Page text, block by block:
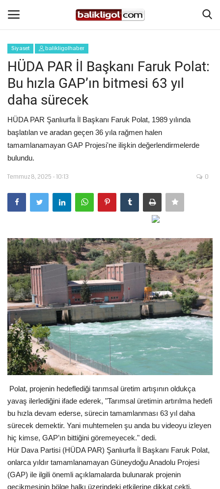
Giriş Yap
Anasayfa
Şanlıurfa
Eğitim
Spor
Gündem
Tekno Bilim
Ekonomi
Galeriler
Siyaset
Künye
Yaşam
İletişim
Sağlık
Kültür Sanat
Siyaset balikligolhaber
HÜDA PAR İl Başkanı Faruk Polat:
Bu hızla GAP’ın bitmesi 63 yıl
daha sürecek
HÜDA PAR Şanlıurfa İl Başkanı Faruk Polat, 1989 yılında
başlatılan ve aradan geçen 36 yıla rağmen halen
tamamlanamayan GAP Projesi'ne ilişkin değerlendirmelerde
bulundu.
Temmuz 8, 2025 - 10:13 0
Polat, projenin hedeflediği tarımsal üretim artışının oldukça
yavaş ilerlediğini ifade ederek, "Tarımsal üretimin artırılma hedefi
bu hızla devam ederse, sürecin tamamlanması 63 yıl daha
sürecek demektir. Yani muhtemelen şu anda bu videoyu izleyen
hiç kimse, GAP’ın bittiğini göremeyecek." dedi.
Hür Dava Partisi (HÜDA PAR) Şanlıurfa İl Başkanı Faruk Polat,
onlarca yıldır tamamlanamayan Güneydoğu Anadolu Projesi
(GAP) ile ilgili önemli açıklamalarda bulunarak projenin
gecikmesinin bölge halkı üzerindeki etkilerine dikkat çekti.